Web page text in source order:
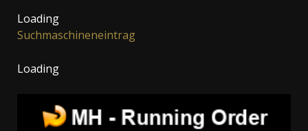
Loading
Suchmaschineneintrag
Loading